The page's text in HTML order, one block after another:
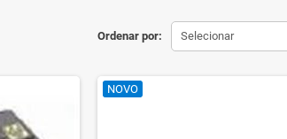
Ordenar por: Selecionar
NOVO